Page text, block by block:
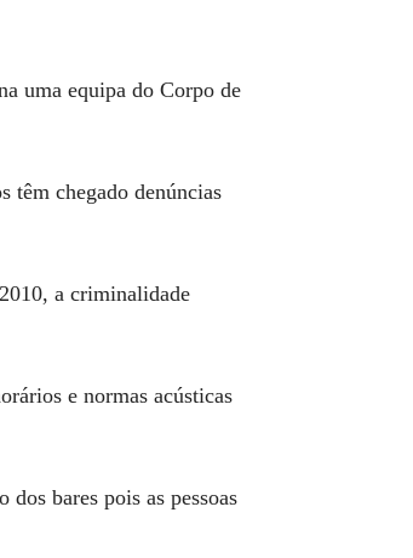
uma equipa do Corpo de
têm chegado denúncias
a criminalidade
e normas acústicas
bares pois as pessoas